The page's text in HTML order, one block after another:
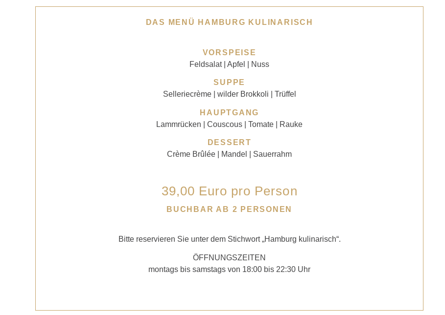
DAS MENÜ HAMBURG KULINARISCH
VORSPEISE
Feldsalat | Apfel | Nuss
SUPPE
Selleriecrème | wilder Brokkoli | Trüffel
HAUPTGANG
Lammrücken | Couscous | Tomate | Rauke
DESSERT
Crème Brûlée | Mandel | Sauerrahm
39,00 Euro pro Person
BUCHBAR AB 2 PERSONEN
Bitte reservieren Sie unter dem Stichwort „Hamburg kulinarisch“.
ÖFFNUNGSZEITEN
montags bis samstags von 18:00 bis 22:30 Uhr